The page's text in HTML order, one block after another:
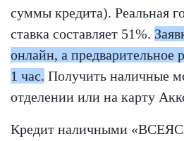
суммы кредита). Реальная
ставка составляет 51%.
онлайн, а предварительное
1 час. Получить наличные
отделении или на карту
Кредит наличными